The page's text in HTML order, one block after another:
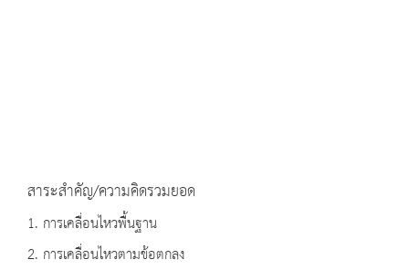
สาระสำคัญ/ความคิดรวมยอด
1. การเคลื่อนไหวพื้นฐาน
2. การเคลื่อนไหวตามข้อตกลง